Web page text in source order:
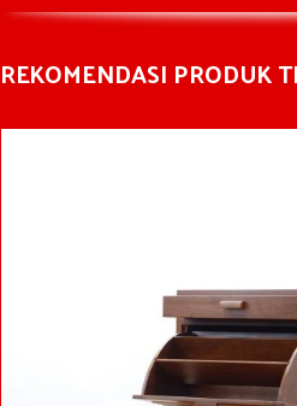
REKOMENDASI PRODUK